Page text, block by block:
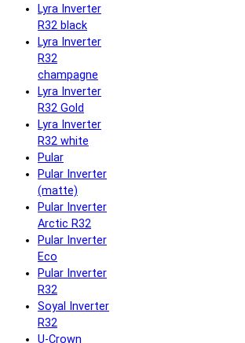
Lyra Inverter
R32 black
Lyra Inverter
R32
champagne
Lyra Inverter
R32 Gold
Lyra Inverter
R32 white
Pular
Pular Inverter
(matte)
Pular Inverter
Arctic R32
Pular Inverter
Eco
Pular Inverter
R32
Soyal Inverter
R32
U-Crown